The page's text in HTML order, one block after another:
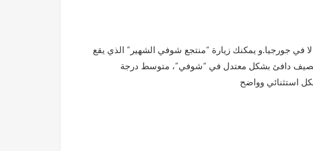
في جورجيا.و يمكنك زيارة “منتجع شوفي الشهير” الذي يقع
بارد و الصيف دافئ بشكل معتدل في “شوفي”، متوسط درجة